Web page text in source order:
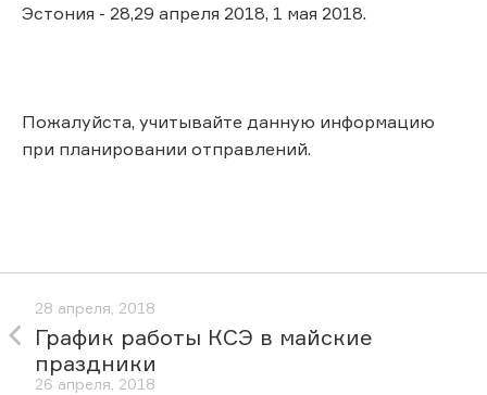
Эстония - 28,29 апреля 2018, 1 мая 2018.
Пожалуйста, учитывайте данную информацию
при планировании отправлений.
28 апреля, 2018
График работы КСЭ в майские
праздники
26 апреля, 2018